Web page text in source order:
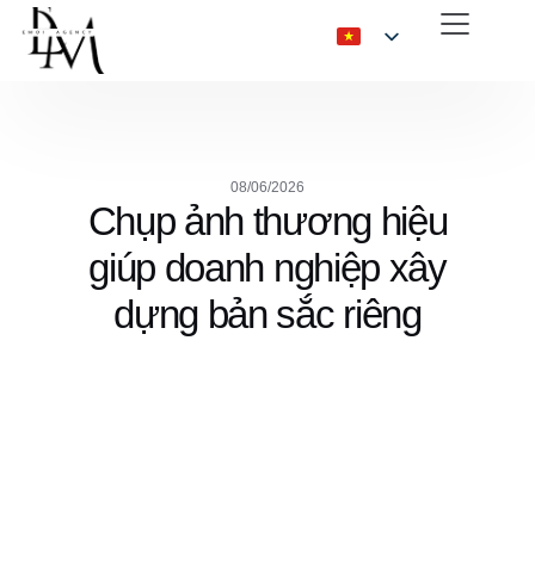
08/06/2026
Chụp ảnh thương hiệu
giúp doanh nghiệp xây
dựng bản sắc riêng